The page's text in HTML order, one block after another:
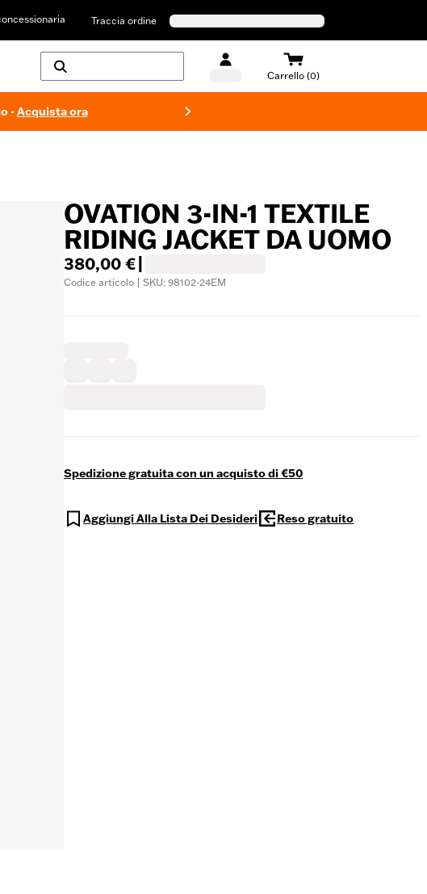
Traccia ordine
Carrello (0)
-Acquista ora
OVATION 3-IN-1 TEXTILE
RIDING JACKET DA UOMO
380,00 €
Codice articolo | SKU: 98102-24EM
Spedizione gratuita con un acquisto di €50
Aggiungi Alla Lista Dei Desideri Reso gratuito